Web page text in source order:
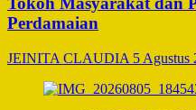
Perdamaian
JEINITA CLAUDIA 5 Agustus